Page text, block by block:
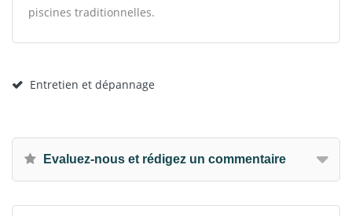
piscines traditionnelles.
Entretien et dépannage
Evaluez-nous et rédigez un commentaire